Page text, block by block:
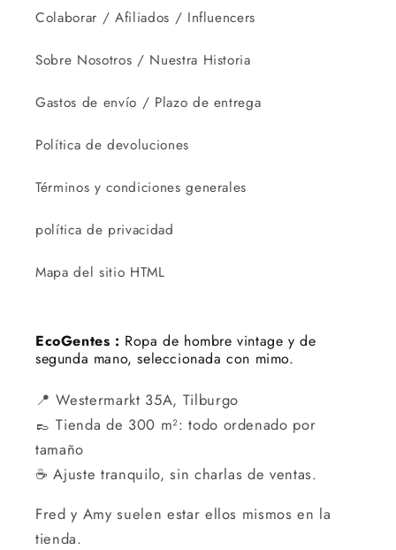
Colaborar / Afiliados / Influencers
Sobre Nosotros / Nuestra Historia
Gastos de envío / Plazo de entrega
Política de devoluciones
Términos y condiciones generales
política de privacidad
Mapa del sitio HTML
EcoGentes : Ropa de hombre vintage y de
segunda mano, seleccionada con mimo.
📍 Westermarkt 35A, Tilburgo
👞 Tienda de 300 m²: todo ordenado por
tamaño
☕ Ajuste tranquilo, sin charlas de ventas.
Fred y Amy suelen estar ellos mismos en la
tienda.